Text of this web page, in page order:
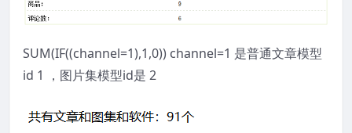
SUM(IF((channel=1),1,0)) channel=1 是普通文章模型
id 1 ，图片集模型id是 2